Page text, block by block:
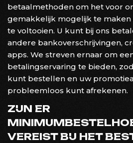
betaalmethoden om het voor
gemakkelijk mogelijk te
te voltooien. U kunt bij ons
andere bankoverschrijvingen,
apps. We streven ernaar om
betalingservaring te bieden,
kunt bestellen en uw
probleemloos kunt afrekenen.
ZIJN ER
VEREIST BIJ HET